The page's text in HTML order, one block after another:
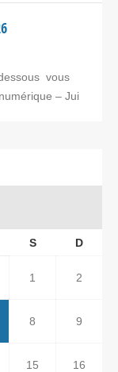
vous
– Jui
S D
1 2
8 9
15 16